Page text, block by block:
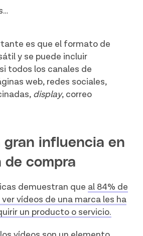
es que el formato de
y se puede incluir
todos los canales de
web, redes sociales,
display, correo
gran influencia en
de compra
demuestran que al 84% de
vídeos de una marca les ha
un producto o servicio.